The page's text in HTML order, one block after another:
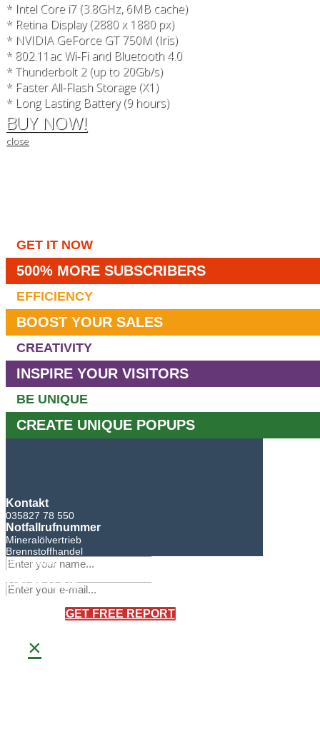
* Intel Core i7 (3.8GHz, 6MB cache)
* Retina Display (2880 x 1880 px)
* NVIDIA GeForce GT 750M (Iris)
* 802.11ac Wi-Fi and Bluetooth 4.0
* Thunderbolt 2 (up to 20Gb/s)
* Faster All-Flash Storage (X1)
* Long Lasting Battery (9 hours)
BUY NOW!
close
GET IT NOW
500% MORE SUBSCRIBERS
EFFICIENCY
BOOST YOUR SALES
CREATIVITY
INSPIRE YOUR VISITORS
BE UNIQUE
CREATE UNIQUE POPUPS
GET FREE REPORT
×
Kontakt
035827 78 550
Notfallrufnummer
Mineralölvertrieb
Brennstoffhandel
BHG Laden
Sandro Bretschneider
0171 75 90 745
×